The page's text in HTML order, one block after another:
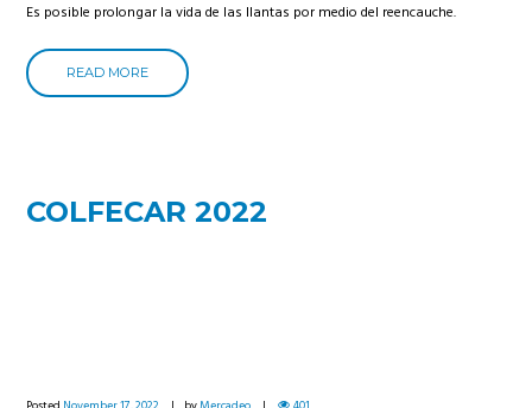
Es posible prolongar la vida de las llantas por medio del reencauche.
READ MORE
COLFECAR 2022